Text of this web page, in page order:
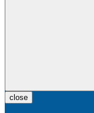
close